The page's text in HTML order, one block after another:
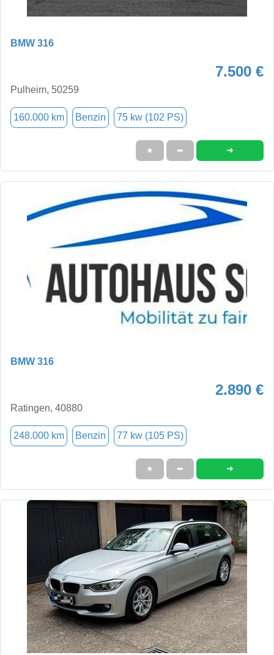
BMW 316
7.500 €
Pulheim, 50259
160.000 km Benzin 75 kw (102 PS)
★ ➦ ➜
BMW 316
2.890 €
Ratingen, 40880
248.000 km Benzin 77 kw (105 PS)
★ ➦ ➜